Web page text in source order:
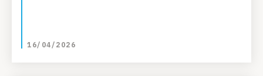
16/04/2026